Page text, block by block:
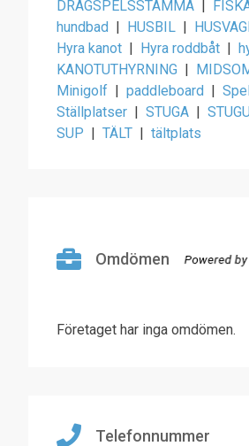
DRAGSPELSSTÄMMA
hundbad | HUSBIL |
Hyra kanot | Hyra roddbåt |
KANOTUTHYRNING |
Minigolf | paddleboard |
Ställplatser | STUGA |
SUP | TÄLT | tältplats
Omdömen
Företaget har inga omdömen.
Telefonnummer